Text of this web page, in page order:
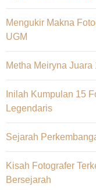
Mengukir Makna
UGM
Metha Meiryna
Inilah Kumpulan 15
Legendaris
Sejarah
Kisah Fotografer
Bersejarah